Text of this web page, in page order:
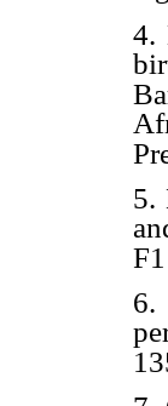
4.
5.
6.